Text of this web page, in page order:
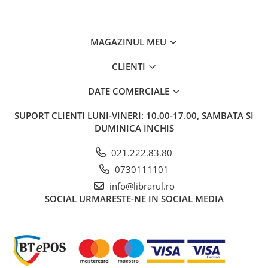
Ghiduri de calatorie, harti
Animale de companie
Carti de colorat pentru adulti
Cursuri universitare
Biografii, memorii si jurnale
Istoria comunismului
MAGAZINUL MEU
CLIENTI
DATE COMERCIALE
SUPORT CLIENTI LUNI-VINERI: 10.00-17.00, SAMBATA SI
DUMINICA INCHIS
021.222.83.80
0730111101
info@librarul.ro
SOCIAL URMARESTE-NE IN SOCIAL MEDIA